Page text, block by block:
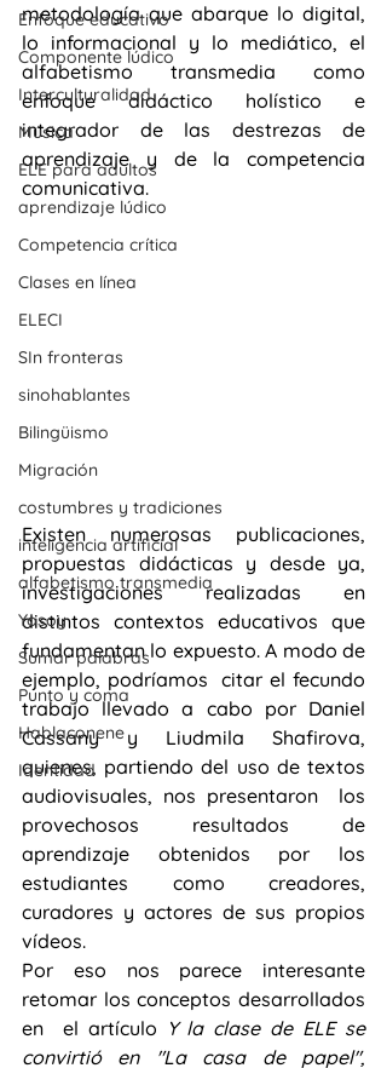
Enfoque educativo
Componente lúdico
Interculturalidad
Música
ELE para adultos
aprendizaje lúdico
Competencia crítica
Clases en línea
ELECI
SIn fronteras
sinohablantes
Bilingüismo
Migración
costumbres y tradiciones
inteligencia artificial
alfabetismo transmedia
Yosoy
Sumar palabras
Punto y coma
Hablaconene
Identidad
metodología que abarque lo digital,
lo informacional y lo mediático, el
alfabetismo transmedia como
enfoque didáctico holístico e
integrador de las destrezas de
aprendizaje y de la competencia
comunicativa.
Existen numerosas publicaciones,
propuestas didácticas y desde ya,
investigaciones realizadas en
distintos contextos educativos que
fundamentan lo expuesto. A modo de
ejemplo, podríamos  citar el fecundo
trabajo llevado a cabo por Daniel
Cassany y Liudmila Shafirova,
quienes, partiendo del uso de textos
audiovisuales, nos presentaron  los
provechosos resultados de
aprendizaje obtenidos por los
estudiantes como creadores,
curadores y actores de sus propios
vídeos.
Por eso nos parece interesante
retomar los conceptos desarrollados
en  el artículo Y la clase de ELE se